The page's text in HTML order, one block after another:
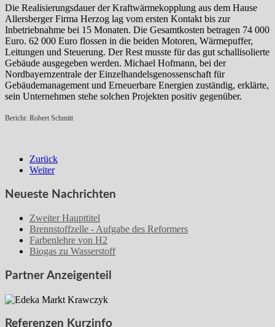
Die Realisierungsdauer der Kraftwärmekopplung aus dem Hause
Allersberger Firma Herzog lag vom ersten Kontakt bis zur
Inbetriebnahme bei 15 Monaten. Die Gesamtkosten betragen 74 000
Euro. 62 000 Euro flossen in die beiden Motoren, Wärmepuffer,
Leitungen und Steuerung. Der Rest musste für das gut schallisolierte
Gebäude ausgegeben werden. Michael Hofmann, bei der
Nordbayernzentrale der Einzelhandelsgenossenschaft für
Gebäudemanagement und Erneuerbare Energien zuständig, erklärte,
sein Unternehmen stehe solchen Projekten positiv gegenüber.
Bericht: Robert Schmitt
Zurück
Weiter
Neueste Nachrichten
Zweiter Haupttitel
Brennstoffzelle - Aufgabe des Reformers
Farbenlehre von H2
Biogas zu Wasserstoff
Partner Anzeigenteil
Referenzen Kurzinfo